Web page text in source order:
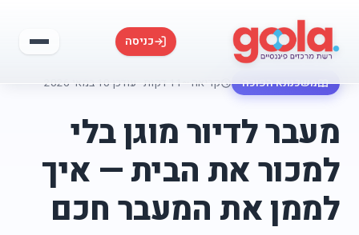
כניסה
משכנתא הפוכה קריאה ~11 דקות עודכן 10 במאי 2026
מעבר לדיור מוגן בלי
למכור את הבית — איך
לממן את המעבר חכם